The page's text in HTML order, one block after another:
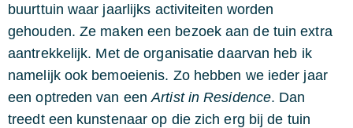
buurttuin waar jaarlijks activiteiten worden
gehouden. Ze maken een bezoek aan de tuin extra
aantrekkelijk. Met de organisatie daarvan heb ik
namelijk ook bemoeienis. Zo hebben we ieder jaar
een optreden van eenArtist in Residence. Dan
treedt een kunstenaar op die zich erg bij de tuin